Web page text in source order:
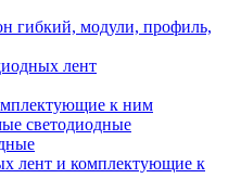
гибкий, модули, профиль,
лент
к ним
светодиодные
лент и комплектующие к